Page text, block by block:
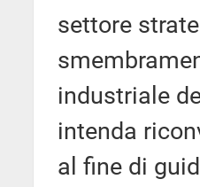
settore
industriale
intenda
al fine di